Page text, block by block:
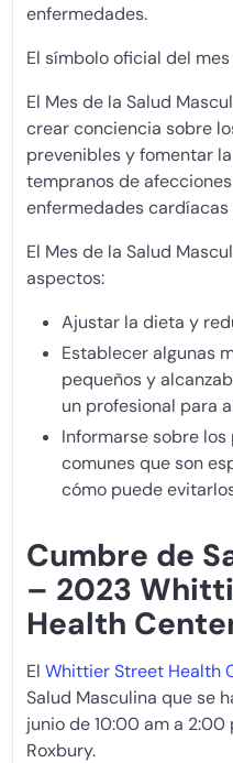
enfermedades.
El símbolo oficial del
El Mes de la Salud
crear conciencia sobre
prevenibles y fomentar
tempranos de
enfermedades
El Mes de la Salud
aspectos:
Ajustar la dieta y
Establecer algunas
pequeños y
un profesional para
Informarse sobre
comunes que son
cómo puede
Cumbre de
– 2023
Health
El Whittier Street Health
Salud Masculina que se
junio de 10:00 am a 2:00
Roxbury.